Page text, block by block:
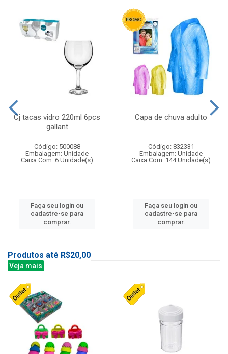
Cj tacas vidro 220ml 6pcs
gallant
Código: 500088
Embalagem: Unidade
Caixa Com: 6 Unidade(s)
Faça seu login ou
cadastre-se para
comprar.
Capa de chuva adulto
Código: 832331
Embalagem: Unidade
Caixa Com: 144 Unidade(s)
Faça seu login ou
cadastre-se para
comprar.
Produtos até R$20,00
Veja mais